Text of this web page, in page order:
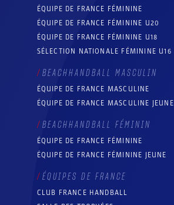
ÉQUIPE DE FRANCE FÉMININE
ÉQUIPE DE FRANCE FÉMININE U20
ÉQUIPE DE FRANCE FÉMININE U18
SÉLECTION NATIONALE FÉMININE U16
BEACHHANDBALL MASCULIN
ÉQUIPE DE FRANCE MASCULINE
ÉQUIPE DE FRANCE MASCULINE JEUNE
BEACHHANDBALL FÉMININ
ÉQUIPE DE FRANCE FÉMININE
ÉQUIPE DE FRANCE FÉMININE JEUNE
ÉQUIPES DE FRANCE
CLUB FRANCE HANDBALL